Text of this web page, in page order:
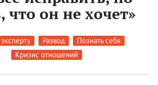
что он не хочет»
Развод
Познать себя
Кризис отношений